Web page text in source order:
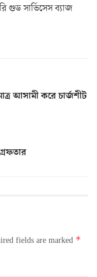
গুড সার্ভিসেস ব্যাজ
আসামী করে চার্জশীট
fields are marked *